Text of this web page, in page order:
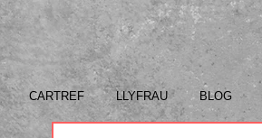
CARTREF LLYFRAU BLOG